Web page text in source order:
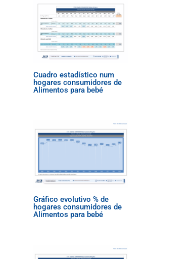
Cuadro estadístico num
hogares consumidores de
Alimentos para bebé
Gráfico evolutivo % de
hogares consumidores de
Alimentos para bebé